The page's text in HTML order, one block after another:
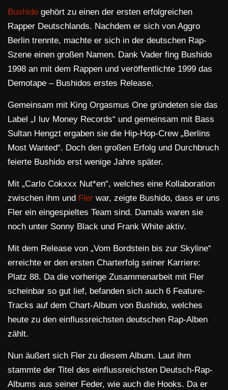
Bushido gehört zu einen der ersten erfolgreichen
Rapper Deutschlands. Nachdem er sich von Aggro
Berlin trennte, machte er sich in der deutschen Rap-
Szene einen großen Namen. Dank Vader fing Bushido
1998 an mit dem Rappen und veröffentlichte 1999 das
Demotape – Bushidos erstes Release.
Gemeinsam mit King Orgasmus One gründeten sie das
Label „I luv Money Records“ und gemeinsam mit Bass
Sultan Hengzt ergaben sie die Hip-Hop-Crew „Berlins
Most Wanted“. Doch den großen Erfolg und Durchbruch
feierte Bushido erst wenige Jahre später.
Mit „Carlo Cokxxx Nut*en“, welches eine Kollaboration
zwischen ihm und Fler war, zeigte Bushido, dass er uns
Fler ein eingespieltes Team sind. Damals waren sie
noch unter Sonny Black und Frank White aktiv.
Mit dem Release von „Vom Bordstein bis zur Skyline“
erreichte er den ersten Charterfolg seiner Karriere:
Platz 88. Da die vorherige Zusammenarbeit mit Fler
scheinbar so gut lief, befanden sich auch 6 Feature-
Tracks auf dem Chart-Album von Bushido, welches
heute zu den einflussreichsten deutschen Rap-Alben
zählt.
Nun äußert sich Fler zu diesem Album. Laut ihm
stammte der Titel des einflussreichsten Deutsch-Rap-
Albums aus seiner Feder, wie auch die Hooks. Da er